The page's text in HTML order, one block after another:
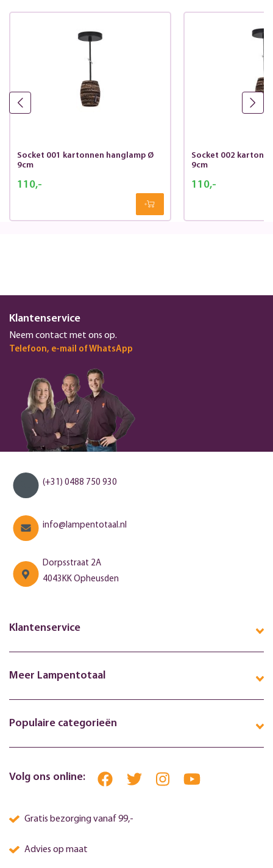
Socket 001 kartonnen hanglamp Ø
9cm
110,-
Socket 002
9cm
110,-
Klantenservice
Neem contact met ons op.
Telefoon, e-mail of WhatsApp
(+31) 0488 750 930
info@lampentotaal.nl
Dorpsstraat 2A
4043KK Opheusden
Klantenservice
Meer Lampentotaal
Populaire categorieën
Volg ons online:
Gratis bezorging vanaf 99,-
Advies op maat